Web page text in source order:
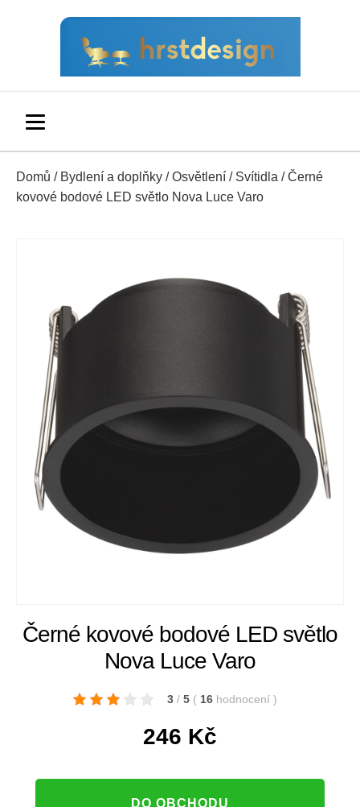
Domů / Bydlení a doplňky /Osvětlení / Svítidla / Černé
kovové bodové LED světlo Nova Luce Varo
Černé kovové bodové LED světlo
Nova Luce Varo
3 / 5 ( 16 hodnocení )
246 Kč
DO OBCHODU